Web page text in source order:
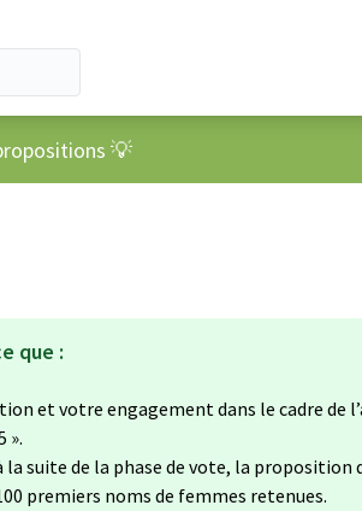
💡
que :
et votre engagement dans le cadre de
».
la suite de la phase de vote, la proposition
premiers noms de femmes retenues.